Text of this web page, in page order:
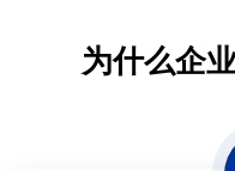
为什么企